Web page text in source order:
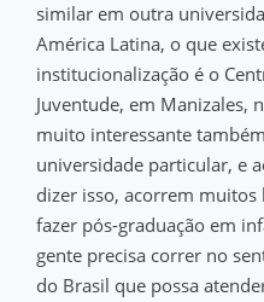
similar em outra
América Latina, o que
institucionalização é o
Juventude, em Manizales,
muito interessante
universidade particular, e
dizer isso, acorrem
fazer pós-graduação em
gente precisa correr no
do Brasil que possa